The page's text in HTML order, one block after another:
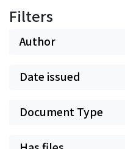
Filters
Author
Date issued
Document Type